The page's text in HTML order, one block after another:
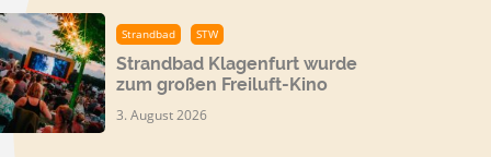
Strandbad STW
Strandbad Klagenfurt wurde
zum großen Freiluft-Kino
3. August 2026